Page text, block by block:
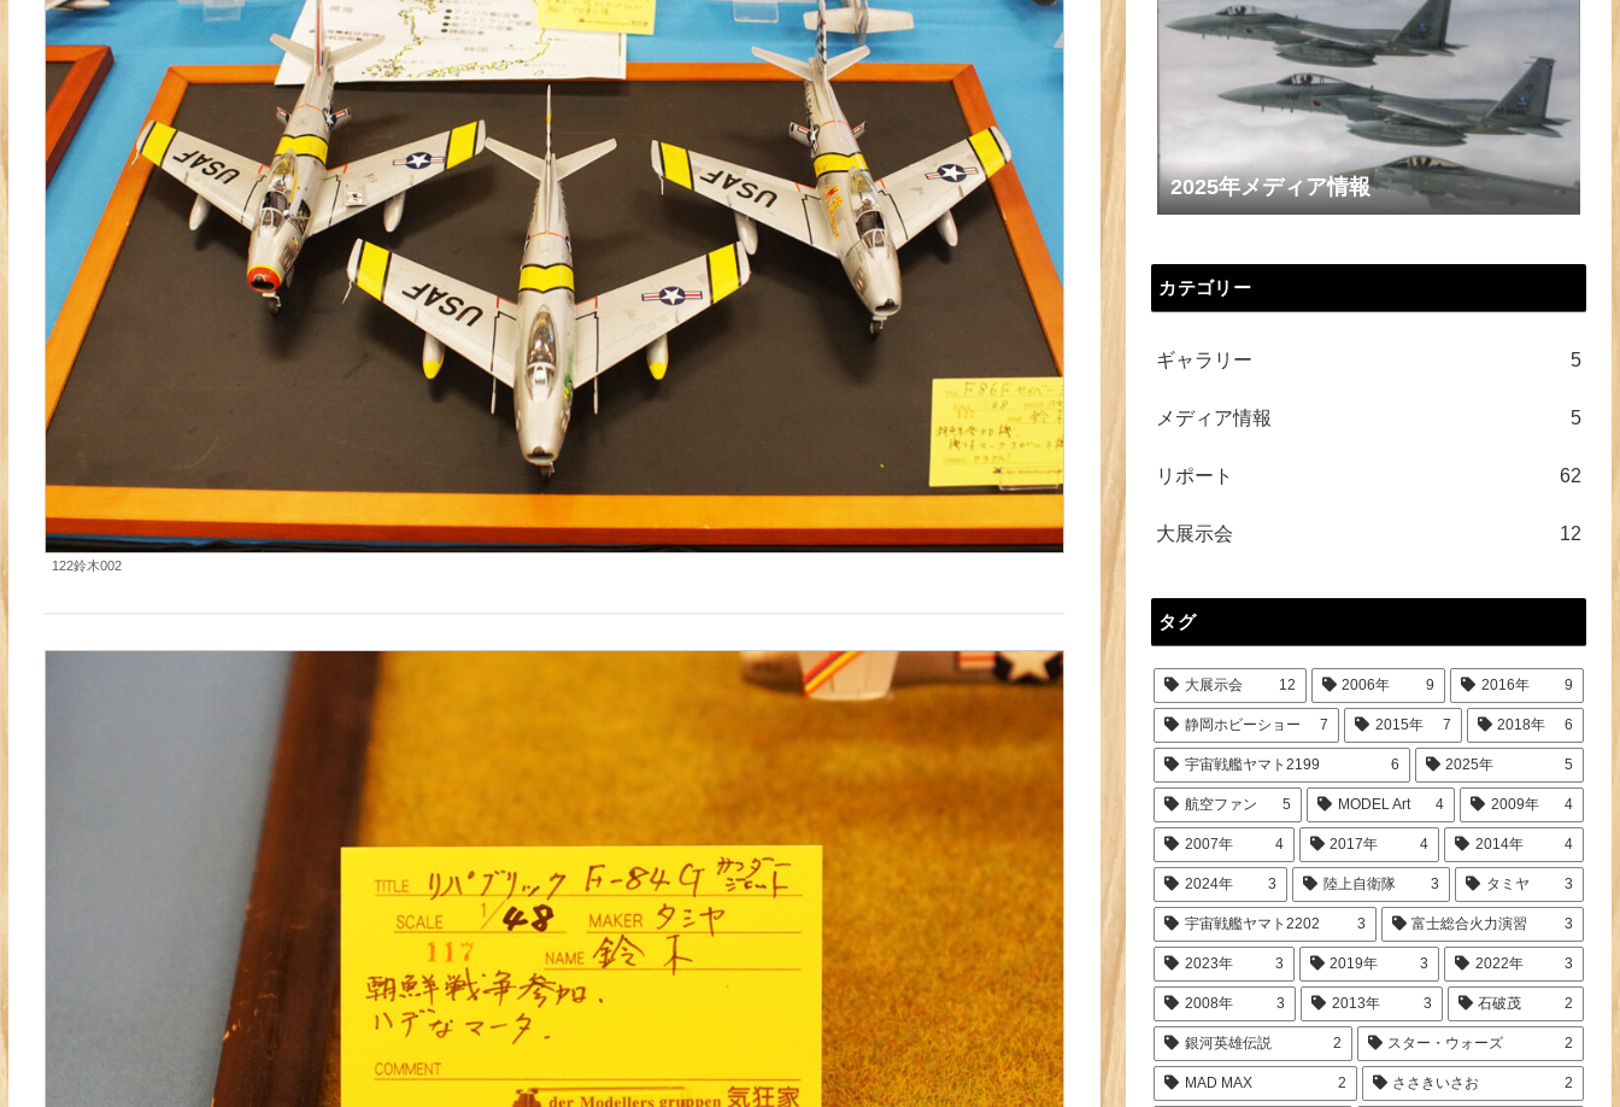
122鈴木002
2025年メディア情報
カテゴリー
ギャラリー 5
メディア情報 5
リポート 62
大展示会 12
タグ
大展示会 12 2006年 9 2016年 9
静岡ホビーショー 7 2015年 7 2018年 6
宇宙戦艦ヤマト2199 6 2025年 5
航空ファン 5 MODEL Art 4 2009年 4
2007年 4 2017年 4 2014年 4
2024年 3 陸上自衛隊 3 タミヤ 3
宇宙戦艦ヤマト2202 3 富士総合火力演習 3
2023年 3 2019年 3 2022年 3
2008年 3 2013年 3 石破茂 2
銀河英雄伝説 2 スター・ウォーズ 2
MAD MAX 2 ささきいさお 2